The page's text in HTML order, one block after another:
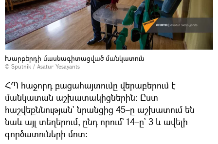
Խարբերդի մասնագիտացված մանկատուն
© Sputnik / Asatur Yesayants
ՀՊ հաջորդ բացահայտումը վերաբերում է
մանկատան աշխատակիցներին։ Ըստ
հաշվեքննության` նրանցից 45–ը աշխատում են
նաև այլ տեղերում, ընդ որում` 14–ը` 3 և ավելի
գործատուների մոտ: